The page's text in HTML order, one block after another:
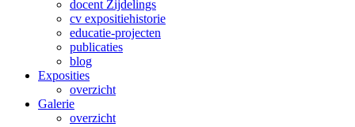
docent Zijdelings
cv expositiehistorie
educatie-projecten
publicaties
blog
Exposities
overzicht
Galerie
overzicht